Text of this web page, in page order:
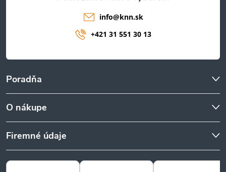
Poradňa
O nákupe
Firemné údaje
info@knn.sk
+421 31 551 30 13